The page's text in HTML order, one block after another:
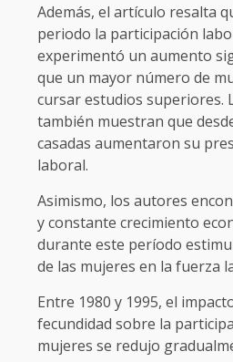
Además, el artículo resalta
periodo la participación
experimentó un aumento
que un mayor número de
cursar estudios superiores.
también muestran que
casadas aumentaron su
laboral.
Asimismo, los autores
y constante crecimiento
durante este período
de las mujeres en la fuerza
Entre 1980 y 1995, el
fecundidad sobre la
mujeres se redujo